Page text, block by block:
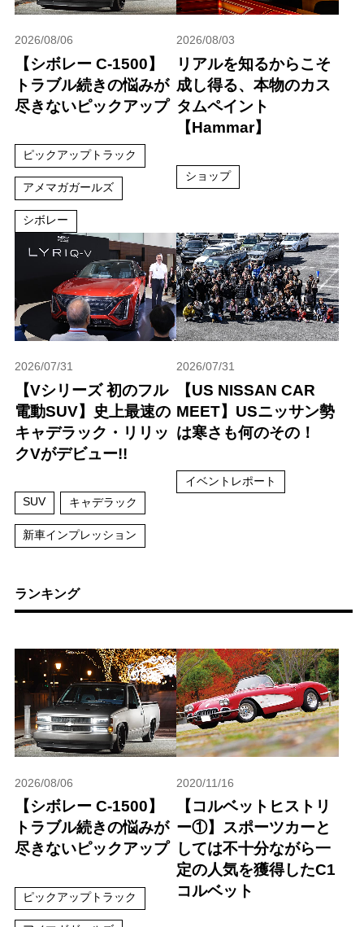
2026/08/06
【シボレー C-1500】
トラブル続きの悩みが
尽きないピックアップ
ピックアップトラック
アメマガガールズ
シボレー
2026/08/03
リアルを知るからこそ
成し得る、本物のカス
タムペイント
【Hammar】
ショップ
2026/07/31
【Vシリーズ 初のフル
電動SUV】史上最速の
キャデラック・リリッ
クVがデビュー!!
SUV キャデラック
新車インプレッション
2026/07/31
【US NISSAN CAR
MEET】USニッサン勢
は寒さも何のその！
イベントレポート
ランキング
2026/08/06
【シボレー C-1500】
トラブル続きの悩みが
尽きないピックアップ
ピックアップトラック
2020/11/16
【コルベットヒストリ
ー①】スポーツカーと
しては不十分ながら一
定の人気を獲得したC1
コルベット